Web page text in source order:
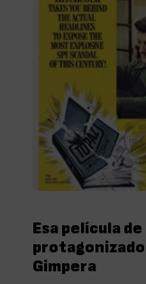
Esa película
Gimpera